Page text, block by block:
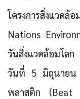
โครงการสิ่งแว
Nations
วันสิ่งแวดล้อมโล
วันที่ 5 มิถุนายน
พลาสติก (Beat